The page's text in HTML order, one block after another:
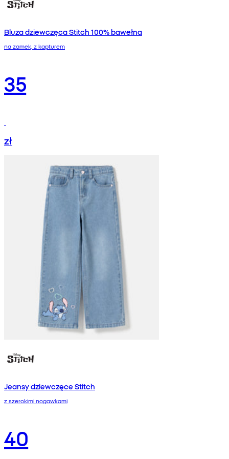
Bluza dziewczęca Stitch 100% bawełna
na zamek, z kapturem
35
zł
Jeansy dziewczęce Stitch
z szerokimi nogawkami
40